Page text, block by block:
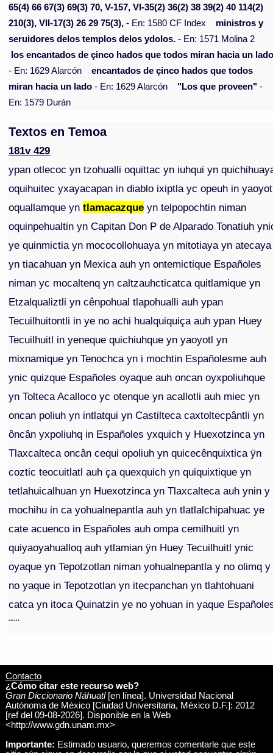
65(4) 66 67(3) 69(3) 70, V-157, VI-35(2) 36(2) 38 39(2) 40 114(2)
210(3), VII-17(3) 26 29 75(3), - En: 1580 CF Index
ministros y
seruidores delos templos delos ydolos. - En: 1571 Molina 2
los encantados de çinco hados que todos miran hacia un
- En: 1629 Alarcón
encantados de çinco hados que todos
miran hacia un lado - En: 1629 Alarcón "Los que proveen" -
En: 1579 Durán
Textos en Temoa
181v 429
ypan otlecoc yn tzohualli oquittac yn iuhqui yn
oquihuitec yxayacapan in diablo ixiptla yc opeuh in
oquallamque yntlamacazque yn telpopochtin niman
oquinpehualtin yn Capitan Don P de Alparado Tonatiuh
ye quinmictia yn mococollohuaya yn mitotiaya yn atecaya
yn tiacahuan yn Mexica auh yn ontemictique Españoles
niman yc mocaltenq yn caltzauhcticatca quitlamique yn
Etzalqualiztli yn cênpohual tlapohualli auh ypan
Tecuilhuitontli in ye no achi hualquiquiça auh ypan Huey
Tecuilhuitl in yeneque quichiuhque yn yaoyotl yn
mixnamique yn Tenochca yn i mochtin Españolesme auh
ynic quizque Españoles oyaque auh oncan oyxpoliuhque
yn Tolteca Acalloco yc otenque yn acallotli auh miec yn
oncan poliuh yn intlatqui yn Castilteca caxtoltecpântli yn
ôncân yxpoliuhq in Españoles yxquich y Huexotzinca yn
Tlaxcalteca oncân cequi opoliuh yn quicecênquixtica ÿn
coztic teocuitlatl auh ça quexquich yn quiquixtique yn
tetlahuicalhuan yn Huexotzinca yn Tlaxcalteca auh ynin y
mochihu in ca yohualnepantla auh yn tlatlalchipahuac ye
cate acuenco in Españoles auh ompa cemilhuitl yn
quiyaoyahualloq auh ytlamian ÿn Huey Tecuilhuitl ynic
oyaque yn Tepotzotlan niman yohualnepantla y no olimq y
no yaque in Tepotzotlan yn itecpanchan yn tlahtohuani
catca yn itoca Quinatzin ye no yohuan in yaque
¨¨¨
Contacto
¿Cómo citar este recurso web?
Gran Diccionario Náhuatl[en línea]. Universidad Nacional
Autónoma de México [Ciudad Universitaria, México D.F.]: 2012
[ref del 09-08-2026]. Disponible en la Web
<http://www.gdn.unam.mx>
Importante: Estimado usuario, queremos comentarle que este